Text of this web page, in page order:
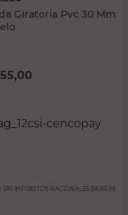
Giratoria Pvc 30 Mm
SIN IMPUESTOS NACIONALES: $8061,99